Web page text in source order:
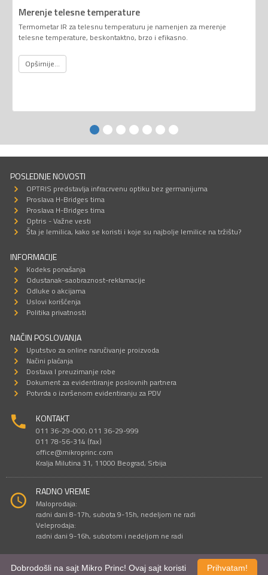
Merenje telesne temperature
Termometar IR za telesnu temperaturu je namenjen za merenje
telesne temperature, beskontaktno, brzo i efikasno.
Opširnije...
POSLEDNJE NOVOSTI
OPTRIS predstavlja infracrvenu optiku bez germanijuma
Proslava H-Bridges tima
Proslava H-Bridges tima
Optris - Važne vesti
Šta je lemilica, kako se koristi i koje su najbolje lemilice na tržištu?
INFORMACIJE
Kodeks ponašanja
Odustanak-saobraznost-reklamacije
Odluke o akcijama
Uslovi korišćenja
Politika privatnosti
NAČIN POSLOVANJA
Uputstvo za online naručivanje proizvoda
Načini plaćanja
Dostava I preuzimanje robe
Dokument za evidentiranje poslovnih partnera
Potvrda o izvršenom evidentiranju za PDV
KONTAKT
011 36-29-000; 011 36-29-999
011 78-56-314 (fax)
office@mikroprinc.com
Kralja Milutina 31, 11000 Beograd, Srbija
RADNO VREME
Maloprodaja:
radni dani 8-17h, subota 9-15h, nedeljom ne radi
Veleprodaja:
radni dani 9-16h, subotom i nedeljom ne radi
Prihvatam!
Dobrodošli na sajt Mikro Princ! Ovaj sajt koristi